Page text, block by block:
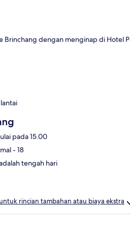
Brinchang dengan menginap di Hotel
pada 15.00
- 18
tengah hari
rincian tambahan atau biaya ekstra